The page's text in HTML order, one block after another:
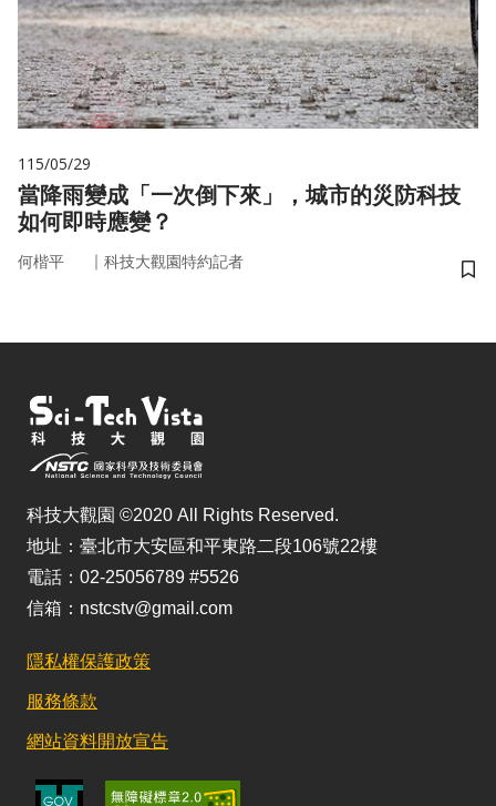
115/05/29
當降雨變成「一次倒下來」，城市的災防科技
如何即時應變？
何楷平 ｜ 科技大觀園特約記者
儲
科技大觀園 ©2020 All Rights Reserved.
地址：臺北市大安區和平東路二段106號22樓
電話：02-25056789 #5526
信箱：nstcstv@gmail.com
隱私權保護政策
服務條款
網站資料開放宣告